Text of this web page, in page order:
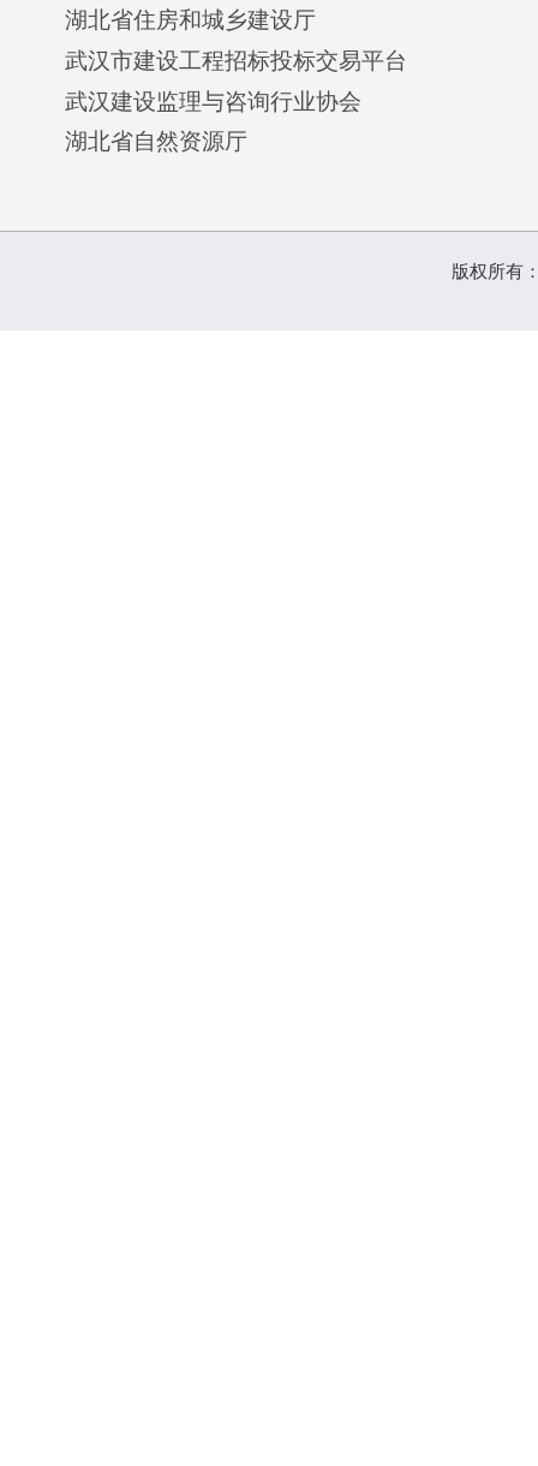
湖北省住房和城乡建设厅
武汉市建设工程招标投标交易平台
武汉建设监理与咨询行业协会
湖北省自然资源厅
版权所有